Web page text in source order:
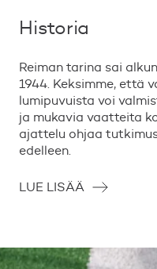
Historia
Reiman tarina sai
1944. Keksimme, että
lumipuvuista voi
ja mukavia vaatteita
ajattelu ohjaa
edelleen.
LUE LISÄÄ